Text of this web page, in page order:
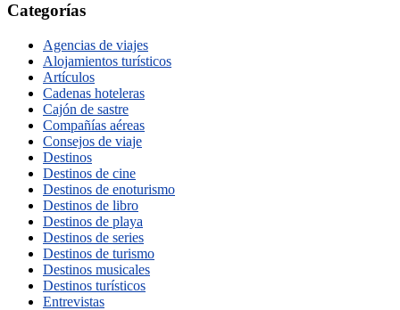
Categorías
Agencias de viajes
Alojamientos turísticos
Artículos
Cadenas hoteleras
Cajón de sastre
Compañías aéreas
Consejos de viaje
Destinos
Destinos de cine
Destinos de enoturismo
Destinos de libro
Destinos de playa
Destinos de series
Destinos de turismo
Destinos musicales
Destinos turísticos
Entrevistas